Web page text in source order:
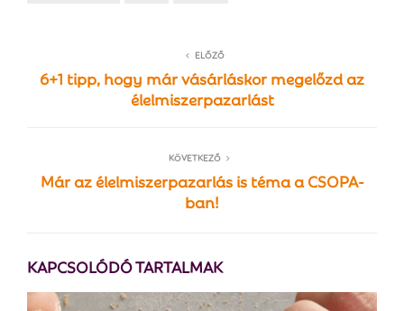
ELŐZŐ
6+1 tipp, hogy már vásárláskor megelőzd az
élelmiszerpazarlást
KÖVETKEZŐ
Már az élelmiszerpazarlás is téma a CSOPA-
ban!
KAPCSOLÓDÓ TARTALMAK